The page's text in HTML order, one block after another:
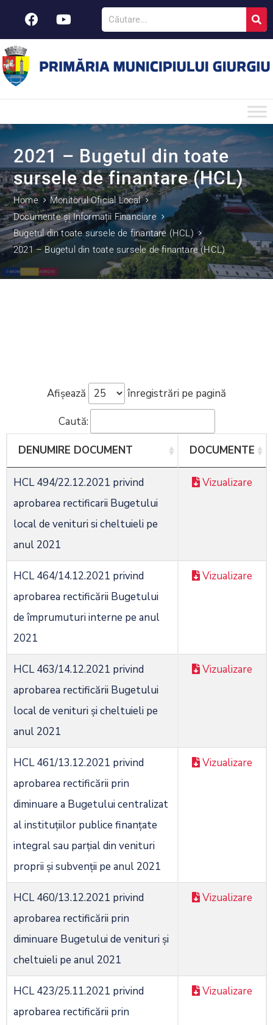
2021 – Bugetul din toate
sursele de finantare (HCL)
Home
Monitorul Oficial Local
Documente și Informații Financiare
Bugetul din toate sursele de finantare (HCL)
2021 – Bugetul din toate sursele de finantare (HCL)
Afișează
înregistrări pe pagină
Caută:
DENUMIRE DOCUMENT DOCUMENTE
HCL 494/22.12.2021 privind
aprobarea rectificarii Bugetului
local de venituri si cheltuieli pe
anul 2021
Vizualizare
HCL 464/14.12.2021 privind
aprobarea rectificării Bugetului
de împrumuturi interne pe anul
2021
Vizualizare
HCL 463/14.12.2021 privind
aprobarea rectificării Bugetului
local de venituri și cheltuieli pe
anul 2021
Vizualizare
HCL 461/13.12.2021 privind
aprobarea rectificării prin
diminuare a Bugetului centralizat
al instituţiilor publice finanţate
integral sau parţial din venituri
proprii şi subvenţii pe anul 2021
Vizualizare
HCL 460/13.12.2021 privind
aprobarea rectificării prin
diminuare Bugetului de venituri şi
cheltuieli pe anul 2021
Vizualizare
HCL 423/25.11.2021 privind
aprobarea rectificării prin
Vizualizare